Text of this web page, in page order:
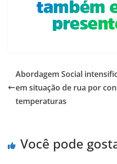
Abordagem Social
em situação de rua por
temperaturas
Você pode